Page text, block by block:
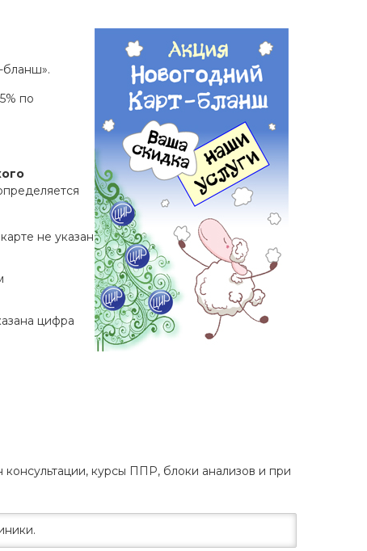
бланш».
по
не указан
цифра
курсы ППР, блоки анализов и при